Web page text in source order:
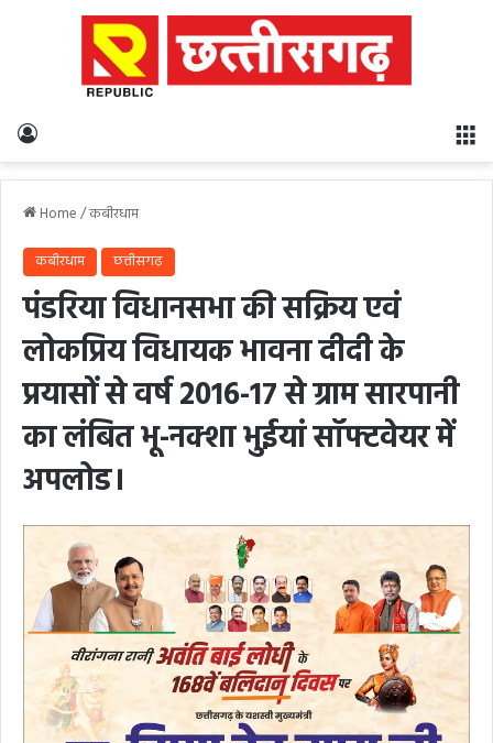
Home/कबीरधाम
कबीरधाम छत्तीसगढ़
पंडरिया विधानसभा की सक्रिय एवं
लोकप्रिय विधायक भावना दीदी के
प्रयासों से वर्ष 2016-17 से ग्राम सारपानी
का लंबित भू-नक्शा भुईयां सॉफ्टवेयर में
अपलोड।